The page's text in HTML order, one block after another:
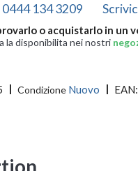
0444 134 3209
o acquistarlo in un
la disponibilita nei nostri
Condizione Nuovo EAN: